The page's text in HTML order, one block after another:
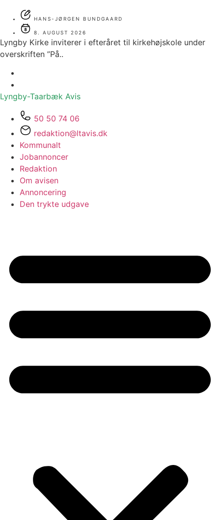
HANS-JØRGEN BUNDGAARD
8. AUGUST 2026
Lyngby Kirke inviterer i efteråret til kirkehøjskole under
overskriften ”På..
Lyngby-Taarbæk Avis
50 50 74 06
redaktion@ltavis.dk
Kommunalt
Jobannoncer
Redaktion
Om avisen
Annoncering
Den trykte udgave